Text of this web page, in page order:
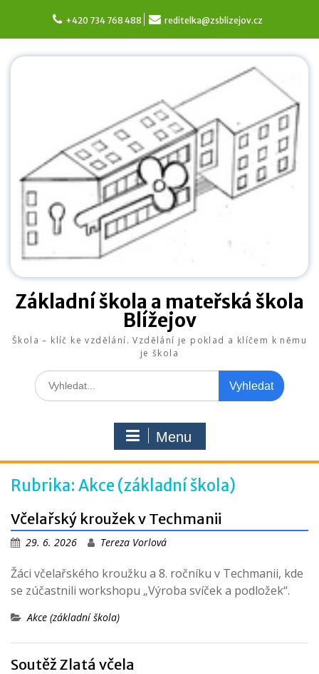
content
+420 734 768 488 reditelka@zsblizejov.cz
Základní škola a mateřská škola
Blížejov
Škola – klíč ke vzdělání. Vzdělání je poklad a klíčem k němu
je škola
Search
for:
Menu
Rubrika: Akce (základní škola)
Včelařský kroužek v Techmanii
29. 6. 2026 Tereza Vorlová
Žáci včelařského kroužku a 8. ročníku v Techmanii, kde
se zúčastnili workshopu „Výroba svíček a podložek“.
Akce (základní škola)
Soutěž Zlatá včela